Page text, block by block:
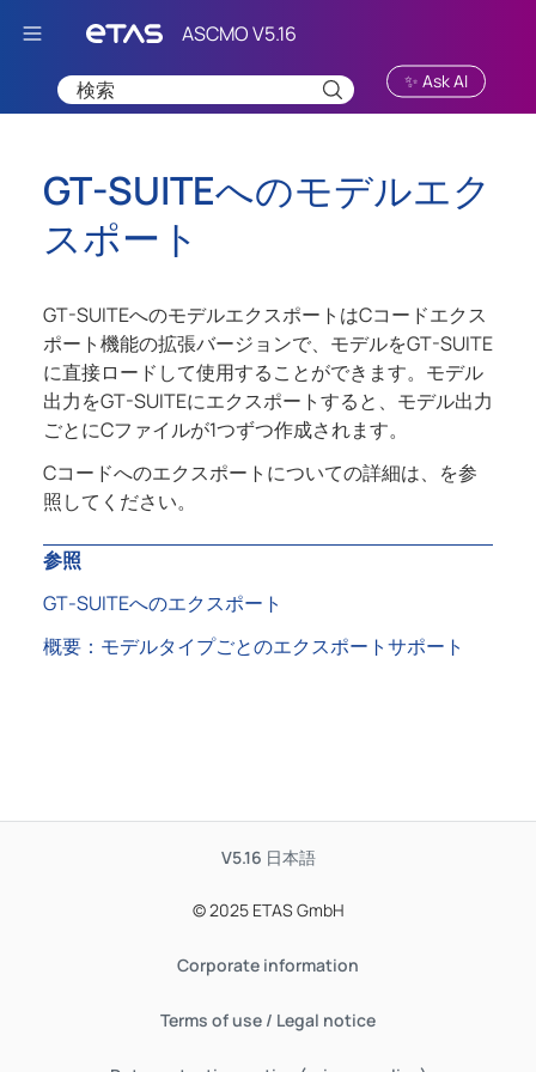
Skip To Main Content
✨ Ask AI
GT-SUITEへのモデルエク
スポート
GT-SUITEへのモデルエクスポートはCコードエクス
ポート機能の拡張バージョンで、モデルをGT-SUITE
に直接ロードして使用することができます。モデル
出力をGT-SUITEにエクスポートすると、モデル出力
ごとにCファイルが1つずつ作成されます。
Cコードへのエクスポートについての詳細は、を参
照してください。
参照
GT‑SUITEへのエクスポート
概要：モデルタイプごとのエクスポートサポート
V5.16 日本語
© 2025 ETAS GmbH
Corporate information
Terms of use / Legal notice